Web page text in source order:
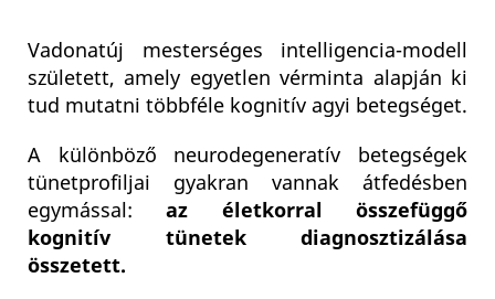
Vadonatúj mesterséges intelligencia-modell
született, amely egyetlen vérminta alapján ki
tud mutatni többféle kognitív agyi betegséget.
A különböző neurodegeneratív betegségek
tünetprofiljai gyakran vannak átfedésben
egymással:az életkorral összefüggő
kognitív tünetek diagnosztizálása
összetett.